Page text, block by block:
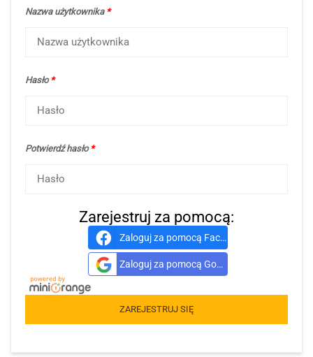
Nazwa użytkownika *
Hasło *
Potwierdź hasło *
Zarejestruj za pomocą:
Zaloguj za pomocą Facebook
Zaloguj za pomocą Google
ZAREJESTRUJ SIĘ